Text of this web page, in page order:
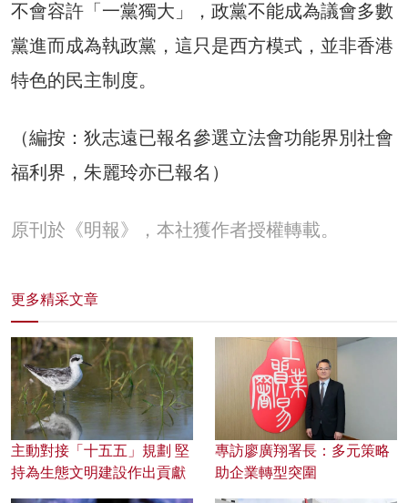
不會容許「一黨獨大」，政黨不能成為議會多數
黨進而成為執政黨，這只是西方模式，並非香港
特色的民主制度。
（編按：狄志遠已報名參選立法會功能界別社會
福利界，朱麗玲亦已報名）
原刊於《明報》，本社獲作者授權轉載。
更多精采文章
主動對接「十五五」規劃 堅
持為生態文明建設作出貢獻
專訪廖廣翔署長：多元策略
助企業轉型突圍